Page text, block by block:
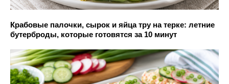
Крабовые палочки, сырок и яйца тру на терке: летние
бутерброды, которые готовятся за 10 минут